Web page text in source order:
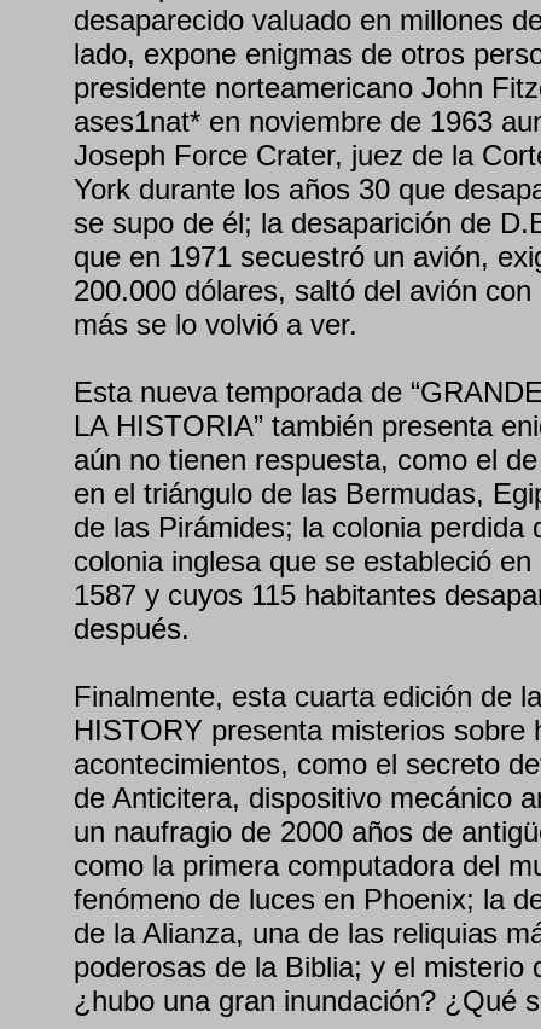
desaparecido valuado en millones
lado, expone enigmas de otros
presidente norteamericano John
ases1nat* en noviembre de 1963
Joseph Force Crater, juez de la
York durante los años 30 que
se supo de él; la desaparición de
que en 1971 secuestró un avión,
200.000 dólares, saltó del avión
más se lo volvió a ver.
Esta nueva temporada de
LA HISTORIA” también presenta
aún no tienen respuesta, como el
en el triángulo de las Bermudas,
de las Pirámides; la colonia perdida
colonia inglesa que se estableció
1587 y cuyos 115 habitantes
después.
Finalmente, esta cuarta edición de
HISTORY presenta misterios sobre
acontecimientos, como el secreto
de Anticitera, dispositivo mecánico
un naufragio de 2000 años de
como la primera computadora del
fenómeno de luces en Phoenix; la
de la Alianza, una de las reliquias
poderosas de la Biblia; y el misterio
¿hubo una gran inundación? ¿Qué